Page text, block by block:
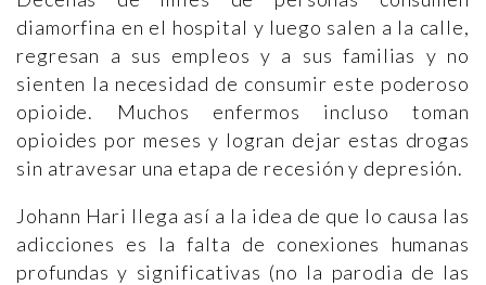
diamorfina en el hospital y luego salen a la calle,
regresan a sus empleos y a sus familias y no
sienten la necesidad de consumir este poderoso
opioide. Muchos enfermos incluso toman
opioides por meses y logran dejar estas drogas
sin atravesar una etapa de recesión y depresión.
Johann Hari llega así a la idea de que lo causa las
adicciones es la falta de conexiones humanas
profundas y significativas (no la parodia de las